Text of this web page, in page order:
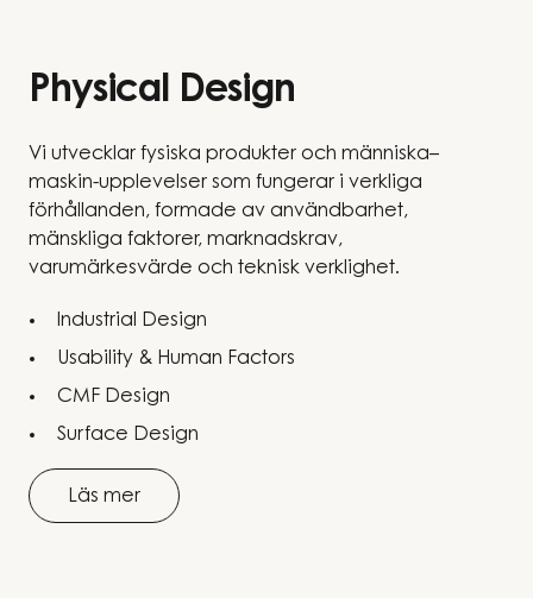
Physical Design
Vi utvecklar fysiska produkter och människa–
maskin-upplevelser som fungerar i verkliga
förhållanden, formade av användbarhet,
mänskliga faktorer, marknadskrav,
varumärkesvärde och teknisk verklighet.
Industrial Design
Usability & Human Factors
CMF Design
Surface Design
Läs mer